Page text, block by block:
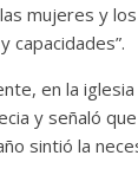
mujeres y
capacidades”.
en la
y señaló
sintió la